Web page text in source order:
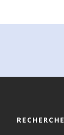
RECHERCHE